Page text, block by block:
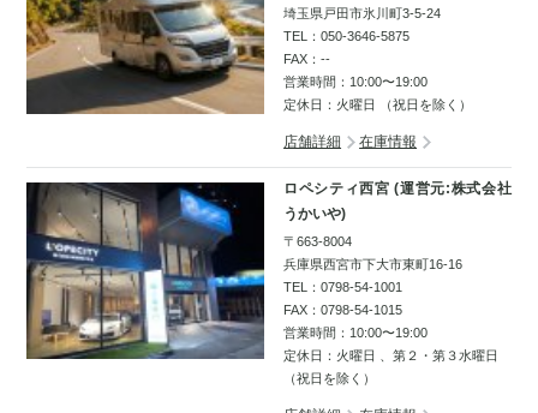
埼玉県戸田市氷川町3-5-24
TEL：050-3646-5875
FAX：--
営業時間：10:00〜19:00
定休日：火曜日 （祝日を除く）
店舗詳細 在庫情報
ロペシティ西宮 (運営元:株式会社
うかいや)
〒663-8004
兵庫県西宮市下大市東町16-16
TEL：0798-54-1001
FAX：0798-54-1015
営業時間：10:00〜19:00
定休日：火曜日 、第２・第３水曜日
（祝日を除く）